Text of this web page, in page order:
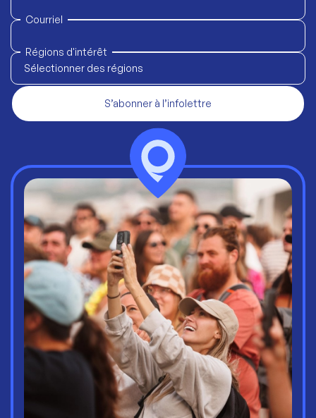
Courriel
Régions d'intérêt
Sélectionner des régions
S’abonner à l’infolettre